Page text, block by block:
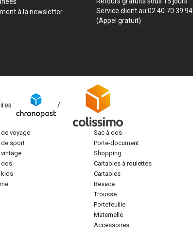
à la newsletter
Service client au 02 40 70 39 94
(Appel gratuit)
:
/
de voyage
de sport
vintage
dos
kids
sac à dos
porte-document
shopping
cartables à roulettes
cartables
besace
trousse
portefeuille
maternelle
accessoires